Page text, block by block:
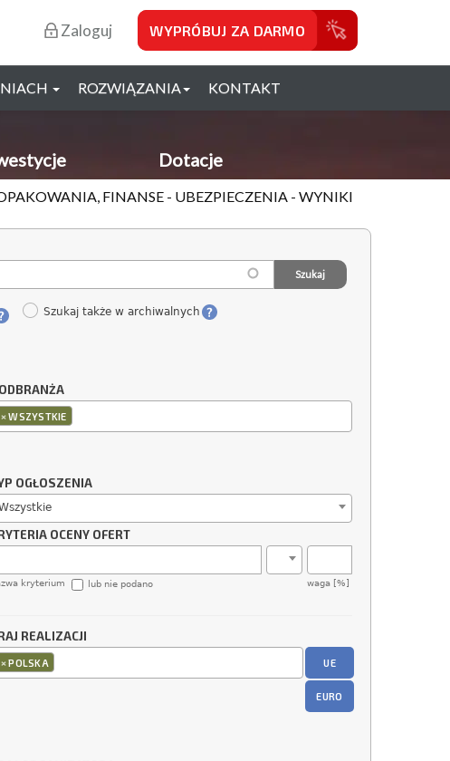
Zaloguj WYPRÓBUJ ZA DARMO
ROZWIĄZANIA KONTAKT
Dotacje
FINANSE - UBEZPIECZENIA - WYNIKI
Szukaj także w archiwalnych
×WSZYSTKIE
OGŁOSZENIA
OCENY OFERT
kryterium waga [%]
lub nie podano
REALIZACJI
×POLSKA UE
EURO